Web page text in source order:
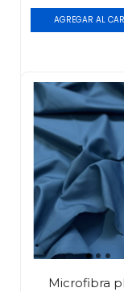
AGREGAR AL
Microfibra